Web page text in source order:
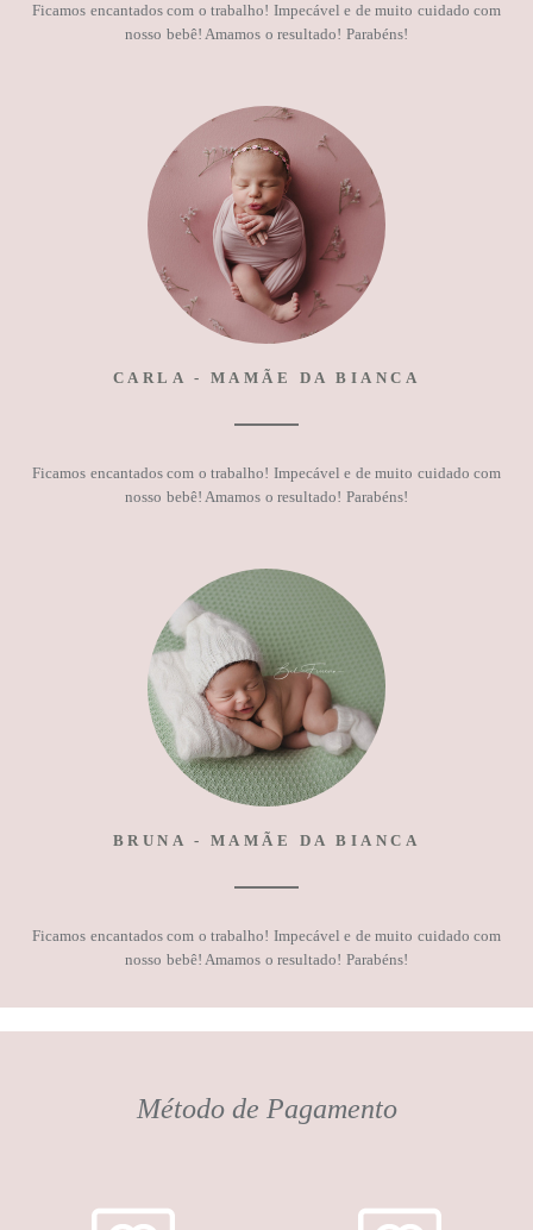
Ficamos encantados com o trabalho! Impecável e de muito cuidado com
nosso bebê! Amamos o resultado! Parabéns!
CARLA - MAMÃE DA BIANCA
Ficamos encantados com o trabalho! Impecável e de muito cuidado com
nosso bebê! Amamos o resultado! Parabéns!
BRUNA - MAMÃE DA BIANCA
Ficamos encantados com o trabalho! Impecável e de muito cuidado com
nosso bebê! Amamos o resultado! Parabéns!
Método de Pagamento